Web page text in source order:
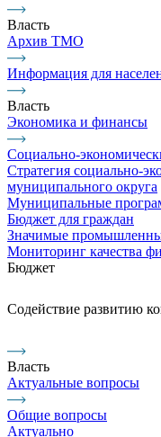
Власть
Архив ТМО
Информация для
Власть
Экономика и финансы
Социально-
Стратегия социально-
муниципального округа
Муниципальные
Бюджет для граждан
Значимые
Мониторинг качества
Бюджет
Содействие развитию
Власть
Актуальные вопросы
Общие вопросы
Актуально